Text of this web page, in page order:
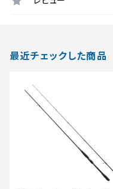
最近チェックした商品